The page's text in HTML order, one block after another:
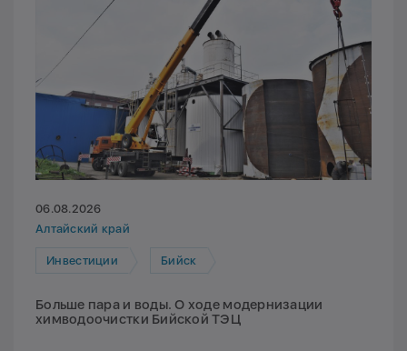
06.08.2026
Алтайский край
Инвестиции Бийск
Больше пара и воды. О ходе модернизации
химводоочистки Бийской ТЭЦ